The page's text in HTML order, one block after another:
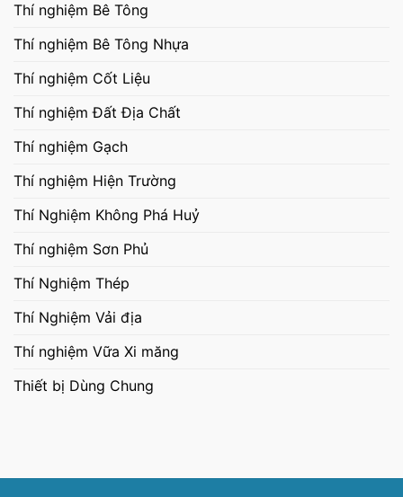
Thí nghiệm Bê Tông
Thí nghiệm Bê Tông Nhựa
Thí nghiệm Cốt Liệu
Thí nghiệm Đất Địa Chất
Thí nghiệm Gạch
Thí nghiệm Hiện Trường
Thí Nghiệm Không Phá Huỷ
Thí nghiệm Sơn Phủ
Thí Nghiệm Thép
Thí Nghiệm Vải địa
Thí nghiệm Vữa Xi măng
Thiết bị Dùng Chung